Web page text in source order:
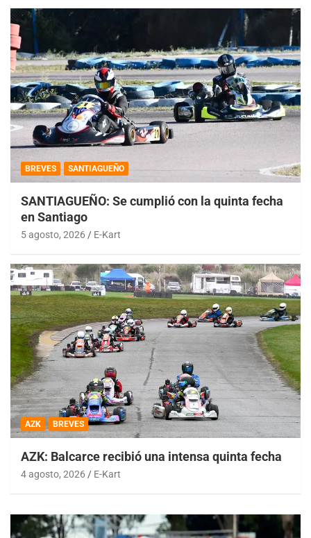
BREVES SANTIAGUEÑO
SANTIAGUEÑO: Se cumplió con la quinta fecha
en Santiago
5 agosto, 2026 E-Kart
AZK BREVES
AZK: Balcarce recibió una intensa quinta fecha
4 agosto, 2026 E-Kart